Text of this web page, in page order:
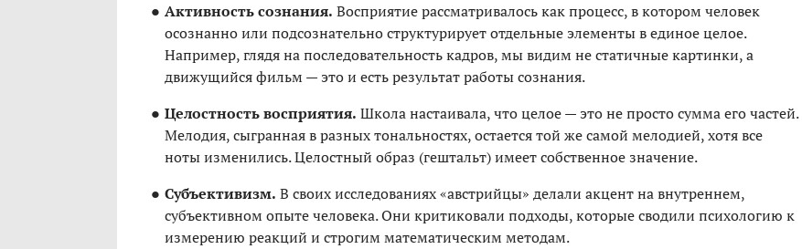
Активность сознания. Восприятие рассматривалось как процесс, в котором человек
осознанно или подсознательно структурирует отдельные элементы в единое целое.
Например, глядя на последовательность кадров, мы видим не статичные картинки, а
движущийся фильм — это и есть результат работы сознания.
Целостность восприятия. Школа настаивала, что целое — это не просто сумма его частей.
Мелодия, сыгранная в разных тональностях, остается той же самой мелодией, хотя все
ноты изменились. Целостный образ (гештальт) имеет собственное значение.
Субъективизм. В своих исследованиях «австрийцы» делали акцент на внутреннем,
субъективном опыте человека. Они критиковали подходы, которые сводили психологию к
измерению реакций и строгим математическим методам.